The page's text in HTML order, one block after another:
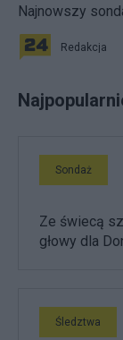
Najnowszy
Redakcja
Sondaż
Ze świecą
głowy dla
Śledztwa